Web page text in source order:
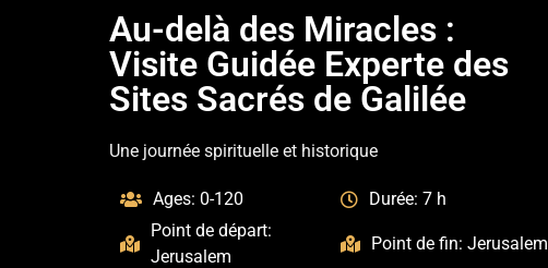
Au-delà des Miracles :
Visite Guidée Experte des
Sites Sacrés de Galilée
Une journée spirituelle et historique
Ages: 0-120
Durée: 7 h
Point de départ:
Jerusalem
Point de fin: Jerusalem